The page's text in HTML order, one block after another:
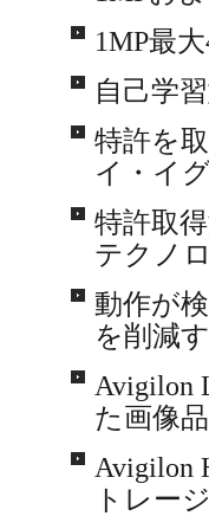
1MP最
自己学
特許を
イ・イ
特許取
テクノ
動作が
を削減
Avigilon
た画像
Avigilon
トレー